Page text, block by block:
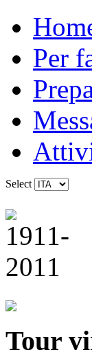
Per
Select
Tour